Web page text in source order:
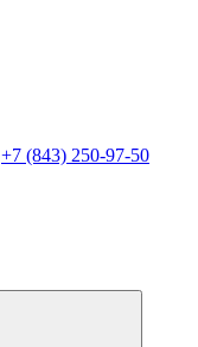
+7 (843) 250-97-50